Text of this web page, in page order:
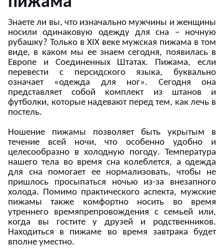
Знаете ли вы, что изначально мужчины и женщины
носили одинаковую одежду для сна – ночную
рубашку? Только в XIX веке мужская пижама в том
виде, в каком мы ее знаем сегодня, появилась в
Европе и Соединенных Штатах. Пижама, если
перевести с персидского языка, буквально
означает «одежда для ног». Сегодня она
представляет собой комплект из штанов и
футболки, которые надевают перед тем, как лечь в
постель.
Ношение пижамы позволяет быть укрытым в
течение всей ночи, что особенно удобно и
целесообразно в холодную погоду. Температура
нашего тела во время сна колеблется, а одежда
для сна помогает ее нормализовать, чтобы не
пришлось просыпаться ночью из-за внезапного
холода. Помимо практического аспекта, мужские
пижамы также комфортно носить во время
утреннего времяпрепровождения с семьей или,
когда вы гостите у друзей и родственников.
Находиться в пижаме во время завтрака будет
вполне уместно.